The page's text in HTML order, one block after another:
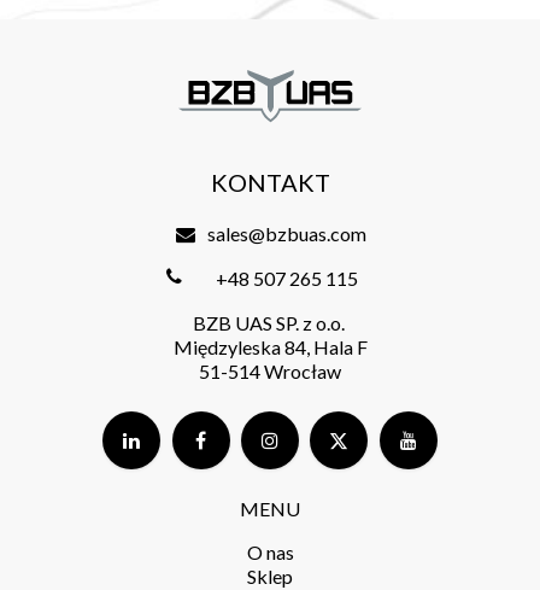
MENU
O nas
Sklep
KONTAKT
sales@bzbuas.com
+48 507 265 115
BZB UAS SP. z o.o.
Międzyleska 84, Hala F
51-514 Wrocław